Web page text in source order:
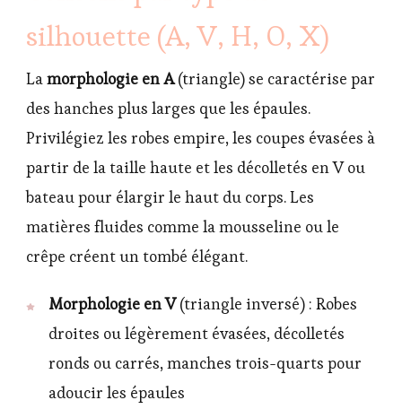
silhouette (A, V, H, O, X)
Lamorphologie en A(triangle) se caractérise par
des hanches plus larges que les épaules.
Privilégiez les robes empire, les coupes évasées à
partir de la taille haute et les décolletés en V ou
bateau pour élargir le haut du corps. Les
matières fluides comme la mousseline ou le
crêpe créent un tombé élégant.
Morphologie en V(triangle inversé) : Robes
droites ou légèrement évasées, décolletés
ronds ou carrés, manches trois-quarts pour
adoucir les épaules